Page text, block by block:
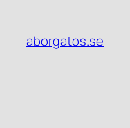
aborgatos.se